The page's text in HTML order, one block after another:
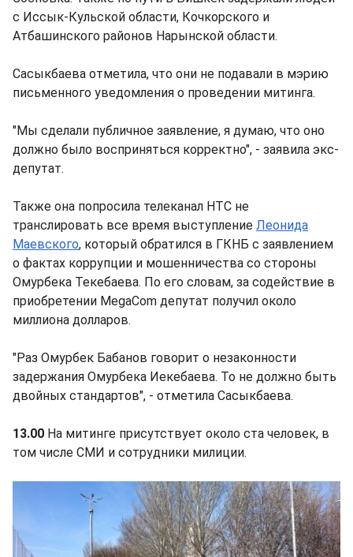
с Иссык-Кульской области, Кочкорского и
Атбашинского районов Нарынской области.
Сасыкбаева отметила, что они не подавали в мэрию
письменного уведомления о проведении митинга.
"Мы сделали публичное заявление, я думаю, что оно
должно было восприняться корректно", - заявила экс-
депутат.
Также она попросила телеканал НТС не
транслировать все время выступление Леонида
Маевского, который обратился в ГКНБ с заявлением
о фактах коррупции и мошенничества со стороны
Омурбека Текебаева. По его словам, за содействие в
приобретении MеgaCom депутат получил около
миллиона долларов.
"Раз Омурбек Бабанов говорит о незаконности
задержания Омурбека Иекебаева. То не должно быть
двойных стандартов", - отметила Сасыкбаева.
13.00 На митинге присутствует около ста человек, в
том числе СМИ и сотрудники милиции.